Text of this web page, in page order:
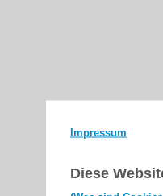
Impressum
Diese